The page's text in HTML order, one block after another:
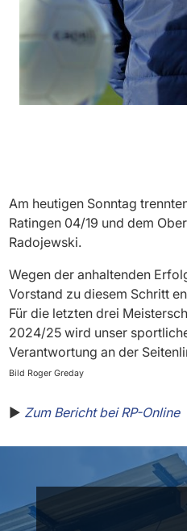
Am heutigen Sonntag
Ratingen 04/19 und dem
Radojewski.
Wegen der anhaltenden
Vorstand zu diesem Schritt
Für die letzten drei
2024/25 wird unser
Verantwortung an der
Bild Roger Greday
▶️ Zum Bericht bei RP-Online